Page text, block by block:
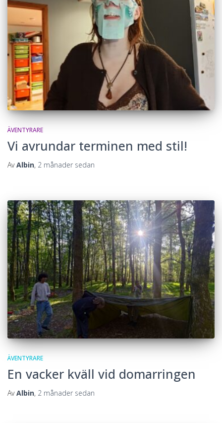
ÄVENTYRARE
Vi avrundar terminen med stil!
AvAlbin, 2 månader sedan
ÄVENTYRARE
En vacker kväll vid domarringen
AvAlbin, 2 månader sedan